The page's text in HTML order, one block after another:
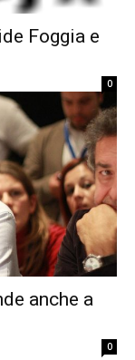
Foggia e
0
anche a
0